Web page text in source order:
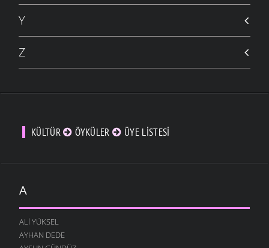
Y
Z
KÜLTÜR ÖYKÜLER ÜYE LISTESI
A
ALI YÜKSEL
AYHAN DEDE